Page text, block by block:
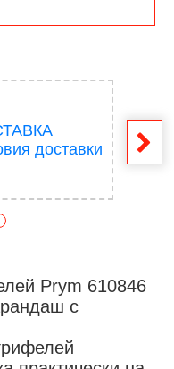
доставки
Prym 610846
с